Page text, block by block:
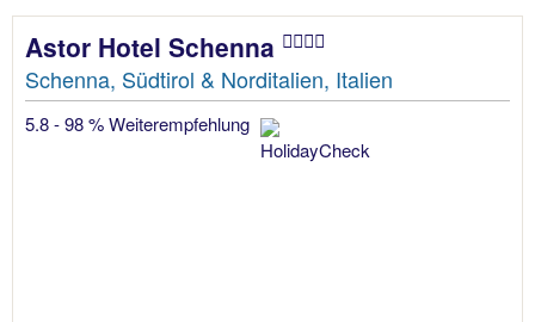
Astor Hotel Schenna
Schenna, Südtirol & Norditalien, Italien
5.8 - 98 % Weiterempfehlung